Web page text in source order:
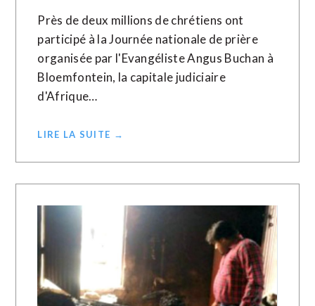
Près de deux millions de chrétiens ont
participé à la Journée nationale de prière
organisée par l'Evangéliste Angus Buchan à
Bloemfontein, la capitale judiciaire
d'Afrique…
LIRE LA SUITE →